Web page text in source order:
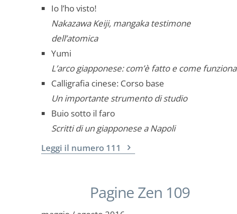
Io l’ho visto!
Nakazawa Keiji, mangaka testimone
dell’atomica
Yumi
L’arco giapponese: com’è fatto e come funziona
Calligrafia cinese: Corso base
Un importante strumento di studio
Buio sotto il faro
Scritti di un giapponese a Napoli
Leggi il numero 111
Pagine Zen 109